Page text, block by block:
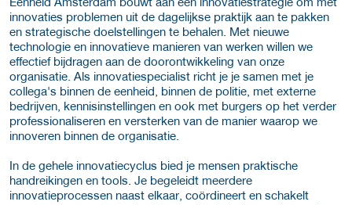
innovaties problemen uit de dagelijkse praktijk aan te pakken
en strategische doelstellingen te behalen. Met nieuwe
technologie en innovatieve manieren van werken willen we
effectief bijdragen aan de doorontwikkeling van onze
organisatie. Als innovatiespecialist richt je je samen met je
collega's binnen de eenheid, binnen de politie, met externe
bedrijven, kennisinstellingen en ook met burgers op het verder
professionaliseren en versterken van de manier waarop we
innoveren binnen de organisatie.
In de gehele innovatiecyclus bied je mensen praktische
handreikingen en tools. Je begeleidt meerdere
innovatieprocessen naast elkaar, coördineert en schakelt